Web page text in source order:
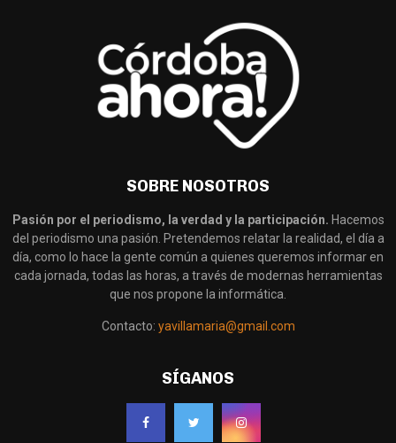
SOBRE NOSOTROS
Pasión por el periodismo, la verdad y la participación. Hacemos
del periodismo una pasión. Pretendemos relatar la realidad, el día a
día, como lo hace la gente común a quienes queremos informar en
cada jornada, todas las horas, a través de modernas herramientas
que nos propone la informática.
Contacto: yavillamaria@gmail.com
SÍGANOS